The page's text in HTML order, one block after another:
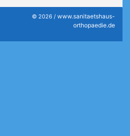
© 2026 / www.sanitaetshaus-
orthopaedie.de